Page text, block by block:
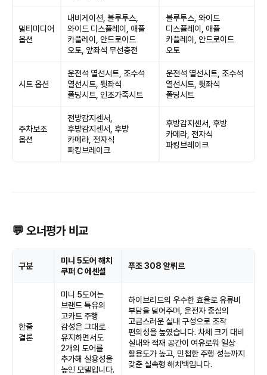
멀티미디어
옵션
내비게이션, 블루투스,
와이드 디스플레이, 애플
카플레이, 안드로이드
오토, 앞좌석 무선충전
블루투스, 와이드
디스플레이, 애플
카플레이, 안드로이드
오토
시트 옵션
운전석 열선시트, 조수석
열선시트, 뒷좌석
폴딩시트, 인조가죽시트
운전석 열선시트, 조수석
열선시트, 뒷좌석
폴딩시트
주차보조
옵션
전방감지센서,
후방감지센서, 후방
카메라, 전자식
파킹브레이크
후방감지센서, 후방
카메라, 전자식
파킹브레이크
💬 오너평가 비교
구분
미니 5도어 해치
쿠퍼 C 에센셜
푸조 308 알뤼르
한줄
결론
미니 5도어는
브랜드 특유의
고카트 주행
감성은 그대로
유지하면서도
2개의 도어를
추가해 실용성을
높인 모델입니다.
하이브리드의 우수한 효율로 유류비
부담을 덜어주며, 운전자 중심의
고급스러운 실내 구성으로 조작
편의성을 높였습니다. 차체 크기 대비
실내와 적재 공간이 여유로워 일상
활용도가 높고, 민첩한 주행 성능까지
갖춘 실속형 해치백입니다.